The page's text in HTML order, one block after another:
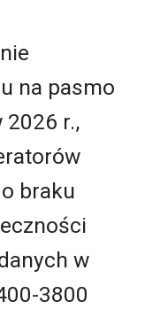
na pasmo
2026 r.,
braku
w
3800